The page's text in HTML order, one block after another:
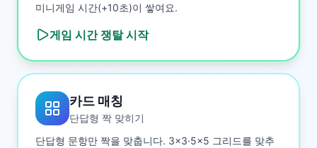
미니게임 시간(+10초)이 쌓여요.
게임 시간 쟁탈시작
카드 매칭
단답형 짝 맞히기
단답형 문항만 짝을 맞춥니다. 3×3·5×5 그리드를 맞추